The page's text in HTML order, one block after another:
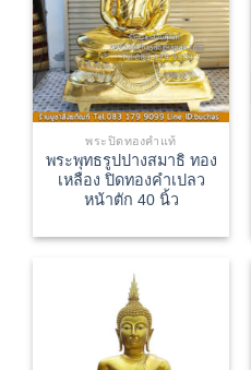
พระปิดทองคำแท้
พระพุทธรูปปางสมาธิ ทอง
เหลือง ปิดทองคำเปลว
หน้าตัก 40 นิ้ว